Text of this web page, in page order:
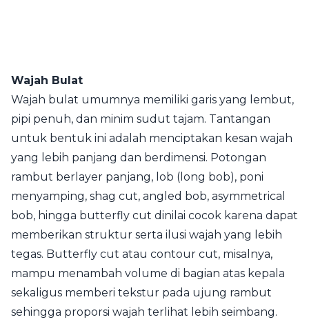
Wajah Bulat
Wajah bulat umumnya memiliki garis yang lembut,
pipi penuh, dan minim sudut tajam. Tantangan
untuk bentuk ini adalah menciptakan kesan wajah
yang lebih panjang dan berdimensi. Potongan
rambut berlayer panjang, lob (long bob), poni
menyamping, shag cut, angled bob, asymmetrical
bob, hingga butterfly cut dinilai cocok karena dapat
memberikan struktur serta ilusi wajah yang lebih
tegas. Butterfly cut atau contour cut, misalnya,
mampu menambah volume di bagian atas kepala
sekaligus memberi tekstur pada ujung rambut
sehingga proporsi wajah terlihat lebih seimbang.